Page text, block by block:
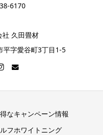
6170
社 久田畳材
平字愛谷町3丁目1-5
なキャンペーン情報
フホワイトニング